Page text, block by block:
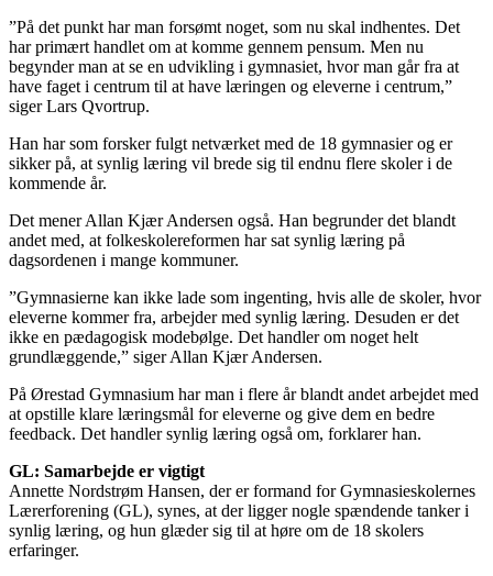
”På det punkt har man forsømt noget, som nu skal indhentes. Det
har primært handlet om at komme gennem pensum. Men nu
begynder man at se en udvikling i gymnasiet, hvor man går fra at
have faget i centrum til at have læringen og eleverne i centrum,”
siger Lars Qvortrup.
Han har som forsker fulgt netværket med de 18 gymnasier og er
sikker på, at synlig læring vil brede sig til endnu flere skoler i de
kommende år.
Det mener Allan Kjær Andersen også. Han begrunder det blandt
andet med, at folkeskolereformen har sat synlig læring på
dagsordenen i mange kommuner.
”Gymnasierne kan ikke lade som ingenting, hvis alle de skoler, hvor
eleverne kommer fra, arbejder med synlig læring. Desuden er det
ikke en pædagogisk modebølge. Det handler om noget helt
grundlæggende,” siger Allan Kjær Andersen.
På Ørestad Gymnasium har man i flere år blandt andet arbejdet med
at opstille klare læringsmål for eleverne og give dem en bedre
feedback. Det handler synlig læring også om, forklarer han.
GL: Samarbejde er vigtigt
Annette Nordstrøm Hansen, der er formand for Gymnasieskolernes
Lærerforening (GL), synes, at der ligger nogle spændende tanker i
synlig læring, og hun glæder sig til at høre om de 18 skolers
erfaringer.